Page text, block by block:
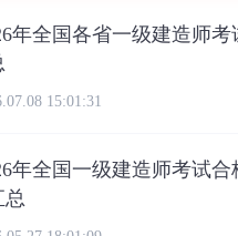
年全国各省一级建造师
15:01:31
年全国一级建造师考试
总